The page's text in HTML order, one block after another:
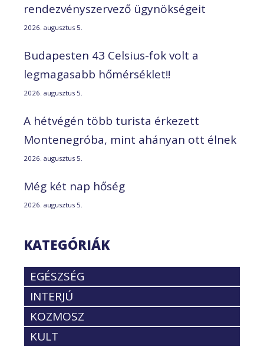
rendezvényszervező ügynökségeit
2026. augusztus 5.
Budapesten 43 Celsius-fok volt a
legmagasabb hőmérséklet!!
2026. augusztus 5.
A hétvégén több turista érkezett
Montenegróba, mint ahányan ott élnek
2026. augusztus 5.
Még két nap hőség
2026. augusztus 5.
KATEGÓRIÁK
EGÉSZSÉG
INTERJÚ
KOZMOSZ
KULT